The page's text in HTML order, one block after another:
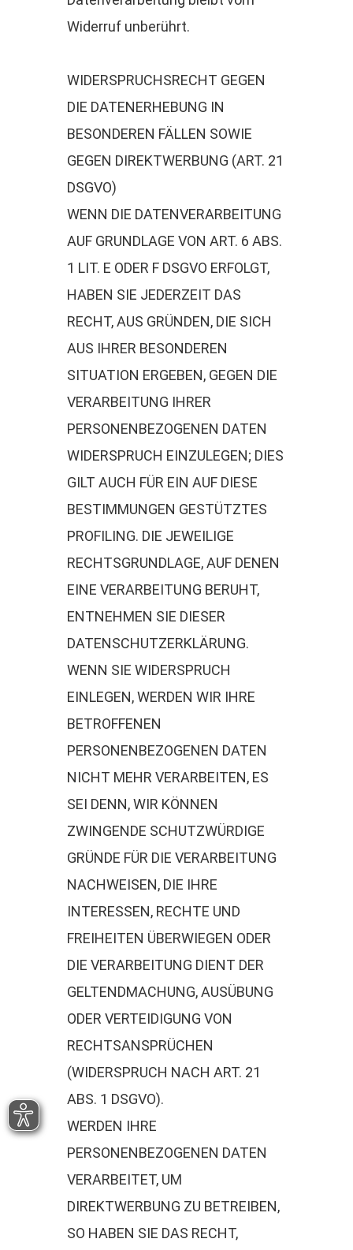
Widerruf unberührt.
WIDERSPRUCHSRECHT GEGEN
DIE DATENERHEBUNG IN
BESONDEREN FÄLLEN SOWIE
GEGEN DIREKTWERBUNG (ART. 21
DSGVO)
WENN DIE DATENVERARBEITUNG
AUF GRUNDLAGE VON ART. 6 ABS.
1 LIT. E ODER F DSGVO ERFOLGT,
HABEN SIE JEDERZEIT DAS
RECHT, AUS GRÜNDEN, DIE SICH
AUS IHRER BESONDEREN
SITUATION ERGEBEN, GEGEN DIE
VERARBEITUNG IHRER
PERSONENBEZOGENEN DATEN
WIDERSPRUCH EINZULEGEN; DIES
GILT AUCH FÜR EIN AUF DIESE
BESTIMMUNGEN GESTÜTZTES
PROFILING. DIE JEWEILIGE
RECHTSGRUNDLAGE, AUF DENEN
EINE VERARBEITUNG BERUHT,
ENTNEHMEN SIE DIESER
DATENSCHUTZERKLÄRUNG.
WENN SIE WIDERSPRUCH
EINLEGEN, WERDEN WIR IHRE
BETROFFENEN
PERSONENBEZOGENEN DATEN
NICHT MEHR VERARBEITEN, ES
SEI DENN, WIR KÖNNEN
ZWINGENDE SCHUTZWÜRDIGE
GRÜNDE FÜR DIE VERARBEITUNG
NACHWEISEN, DIE IHRE
INTERESSEN, RECHTE UND
FREIHEITEN ÜBERWIEGEN ODER
DIE VERARBEITUNG DIENT DER
GELTENDMACHUNG, AUSÜBUNG
ODER VERTEIDIGUNG VON
RECHTSANSPRÜCHEN
(WIDERSPRUCH NACH ART. 21
ABS. 1 DSGVO).
WERDEN IHRE
PERSONENBEZOGENEN DATEN
VERARBEITET, UM
DIREKTWERBUNG ZU BETREIBEN,
SO HABEN SIE DAS RECHT,